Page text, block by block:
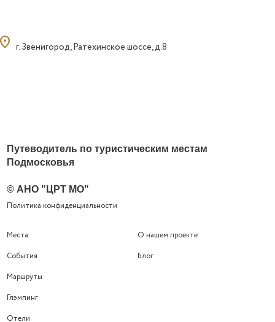
г. Звенигород, Ратехинское шоссе, д.8
Путеводитель по туристическим местам
Подмосковья
© АНО "ЦРТ МО"
Политика конфиденциальности
Места
События
Маршруты
Глэмпинг
Отели
О нашем проекте
Блог